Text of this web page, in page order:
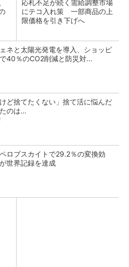
応札不足が続く需給調整市場
にテコ入れ策 一部商品の上
限価格を引き下げへ
ネと太陽光発電を導入、ショッピ
40％のCO2削減と防災対...
けど捨てたくない」捨て活に悩んだ
のは…
ロブスカイトで29.2％の変換効
世界記録を達成